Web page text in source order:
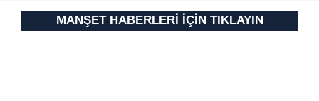
MANŞET HABERLERİ İÇİN TIKLAYIN